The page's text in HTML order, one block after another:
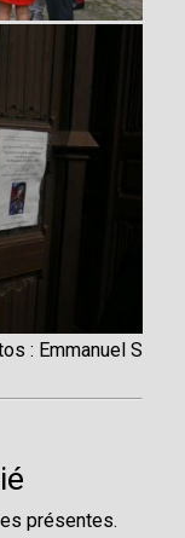
: Emmanuel S
présentes.